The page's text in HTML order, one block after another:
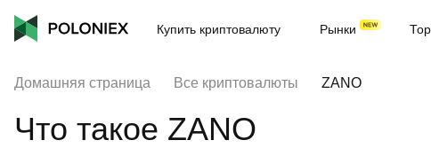
Купить криптовалюту Рынки
Домашняя страница Все криптовалюты ZANO
Что такое ZANO